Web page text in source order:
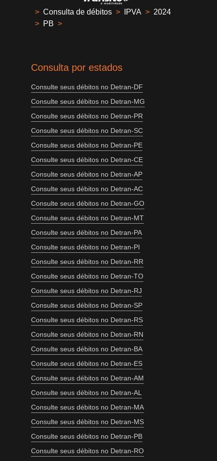
> Consulta de débitos > IPVA > 2024
> PB >
Consulta por estados
Consulte seus débitos no Detran-DF
Consulte seus débitos no Detran-MG
Consulte seus débitos no Detran-PR
Consulte seus débitos no Detran-SC
Consulte seus débitos no Detran-PE
Consulte seus débitos no Detran-CE
Consulte seus débitos no Detran-AP
Consulte seus débitos no Detran-AC
Consulte seus débitos no Detran-GO
Consulte seus débitos no Detran-MT
Consulte seus débitos no Detran-PA
Consulte seus débitos no Detran-PI
Consulte seus débitos no Detran-RR
Consulte seus débitos no Detran-TO
Consulte seus débitos no Detran-RJ
Consulte seus débitos no Detran-SP
Consulte seus débitos no Detran-RS
Consulte seus débitos no Detran-RN
Consulte seus débitos no Detran-BA
Consulte seus débitos no Detran-ES
Consulte seus débitos no Detran-AM
Consulte seus débitos no Detran-AL
Consulte seus débitos no Detran-MA
Consulte seus débitos no Detran-MS
Consulte seus débitos no Detran-PB
Consulte seus débitos no Detran-RO